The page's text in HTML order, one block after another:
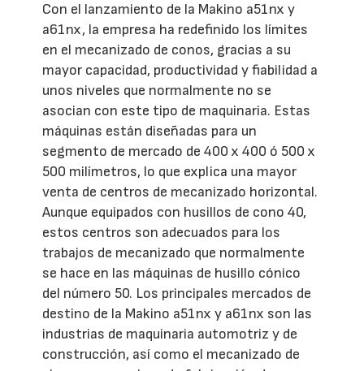
Con el lanzamiento de la Makino a51nx y
a61nx, la empresa ha redefinido los límites
en el mecanizado de conos, gracias a su
mayor capacidad, productividad y fiabilidad a
unos niveles que normalmente no se
asocian con este tipo de maquinaria. Estas
máquinas están diseñadas para un
segmento de mercado de 400 x 400 ó 500 x
500 milímetros, lo que explica una mayor
venta de centros de mecanizado horizontal.
Aunque equipados con husillos de cono 40,
estos centros son adecuados para los
trabajos de mecanizado que normalmente
se hace en las máquinas de husillo cónico
del número 50. Los principales mercados de
destino de la Makino a51nx y a61nx son las
industrias de maquinaria automotriz y de
construcción, así como el mecanizado de